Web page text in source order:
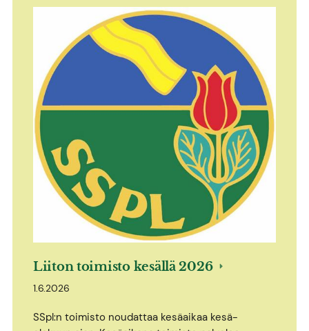
Liiton toimisto kesällä 2026
1.6.2026
SSpl:n toimisto noudattaa kesäaikaa kesä-